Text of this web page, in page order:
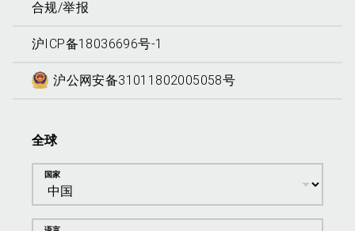
合规/举报
沪ICP备18036696号-1
沪公网安备31011802005058号
全球
国家